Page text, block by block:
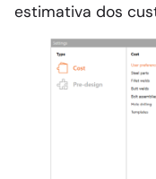
estimativa dos